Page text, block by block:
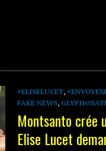
#ELISELUCET,
FAKE NEWS,
Montsanto crée
Elise Lucet